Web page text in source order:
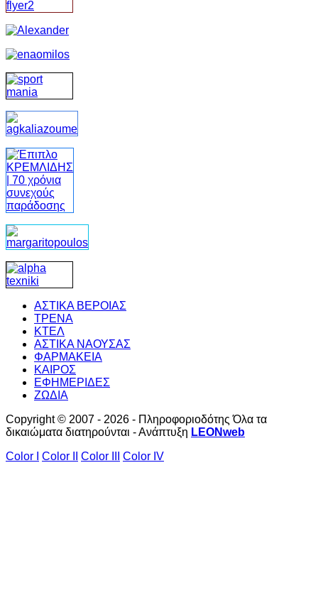
ΑΣΤΙΚΑ ΒΕΡΟΙΑΣ
ΤΡΕΝΑ
ΚΤΕΛ
ΑΣΤΙΚΑ ΝΑΟΥΣΑΣ
ΦΑΡΜΑΚΕΙΑ
ΚΑΙΡΟΣ
ΕΦΗΜΕΡΙΔΕΣ
ΖΩΔΙΑ
Copyright © 2007 - 2026 - Πληροφοριοδότης Όλα τα
δικαιώματα διατηρούνται - Ανάπτυξη LEONweb
Color I
Color II Color III Color IV